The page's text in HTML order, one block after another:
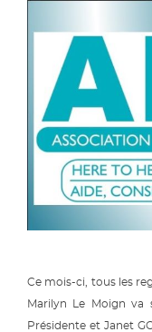
Ce mois-ci, tous les
Marilyn Le Moign va
Présidente et Janet